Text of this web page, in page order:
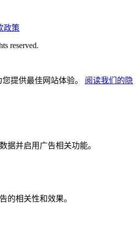
政策
reserved.
提供最佳网站体验。 阅读我们的隐
据并启用广告相关功能。
的相关性和效果。